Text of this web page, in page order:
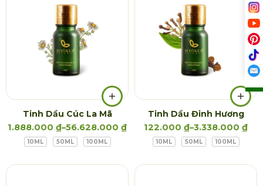
Tinh Dầu Cúc La Mã
1.888.000 ₫–56.628.000 ₫
10ML 50ML 100ML
Tinh Dầu Đinh Hương
122.000 ₫–3.338.000 ₫
10ML 50ML 100ML